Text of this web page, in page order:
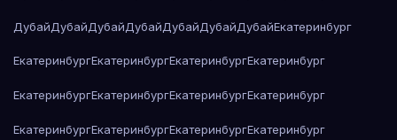
ДубайДубайДубайДубайДубайДубайДубайЕкатеринбург
ЕкатеринбургЕкатеринбургЕкатеринбургЕкатеринбург
ЕкатеринбургЕкатеринбургЕкатеринбургЕкатеринбург
ЕкатеринбургЕкатеринбургЕкатеринбургЕкатеринбург